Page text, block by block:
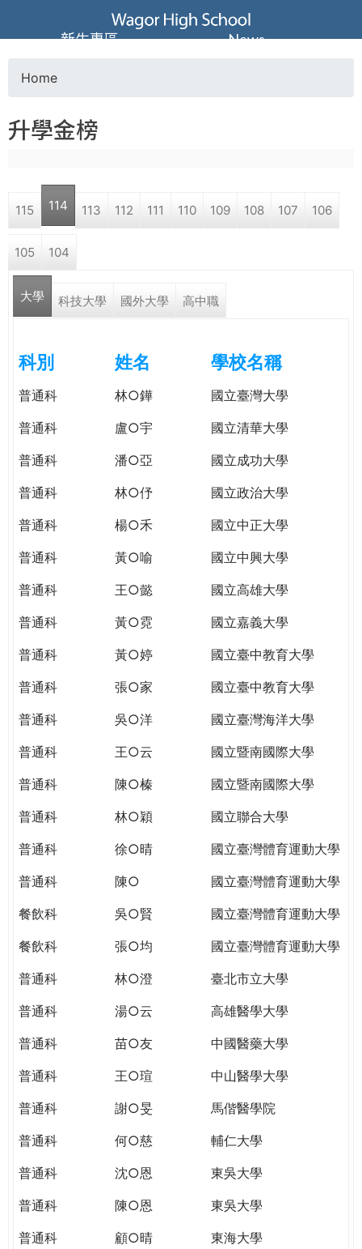
Jump to navigation
葳
格
高
學
格。
WAGOR
TODAY
THE
WORLD
PUTTING
YOU
THE
CITIZENSHIP
o
a
r
e
e
r
e
Home
升學金榜
115 114 113 112 111 110 109 108 107 106
105 104
大學 科技大學 國外大學 高中職
科別 姓名 學校名稱
普通科 林○鏵
國立臺灣大學
普通科
盧○宇
國立清華大學
普通科
潘○亞
國立成功大學
普通科
林○伃
國立政治大學
普通科
楊○禾
國立中正大學
普通科
黃○喻
國立中興大學
普通科
王○懿
國立高雄大學
普通科
黃○霓
國立嘉義大學
普通科
黃○婷
國立臺中教育大學
普通科
張○家
國立臺中教育大學
普通科
吳○洋
國立臺灣海洋大學
普通科
王○云
國立暨南國際大學
普通科
陳○榛
國立暨南國際大學
普通科
林○穎
國立聯合大學
普通科
徐○晴
國立臺灣體育運動大學
普通科
陳○
國立臺灣體育運動大學
餐飲科
吳○賢
國立臺灣體育運動大學
餐飲科
張○均
國立臺灣體育運動大學
普通科
林○澄
臺北市立大學
普通科
湯○云
高雄醫學大學
普通科
苗○友
中國醫藥大學
普通科
王○瑄
中山醫學大學
普通科
謝○旻
馬偕醫學院
普通科
何○慈
輔仁大學
普通科
沈○恩
東吳大學
普通科
陳○恩
東吳大學
普通科
顧○晴
東海大學
新生專區 News